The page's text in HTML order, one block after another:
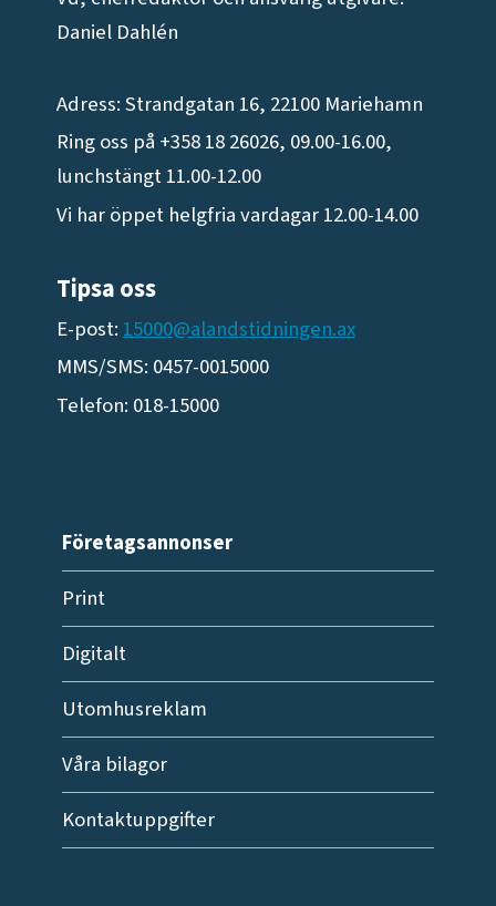
Daniel Dahlén
Adress: Strandgatan 16, 22100 Mariehamn
Ring oss på +358 18 26026, 09.00-16.00,
lunchstängt 11.00-12.00
Vi har öppet helgfria vardagar 12.00-14.00
Tipsa oss
E-post: 15000@alandstidningen.ax
MMS/SMS: 0457-0015000
Telefon: 018-15000
Företagsannonser
Print
Digitalt
Utomhusreklam
Våra bilagor
Kontaktuppgifter